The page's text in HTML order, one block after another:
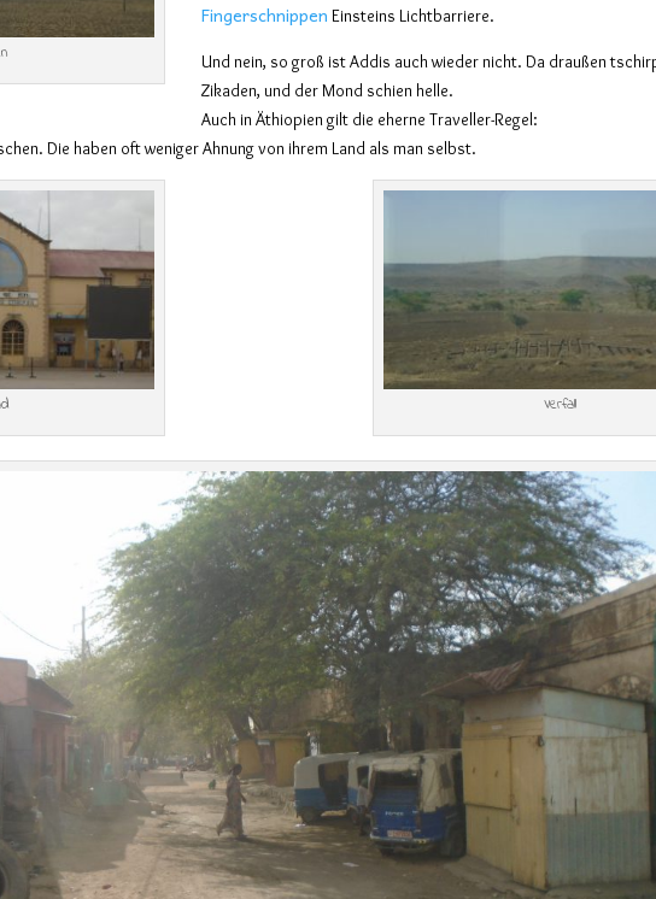
Fingerschnippen Einsteins Lichtbarriere.
Und nein, so groß ist Addis auch wieder nicht. Da draußen
Zikaden, und der Mond schien helle.
Auch in Äthiopien gilt die eherne Traveller-Regel:
Die haben oft weniger Ahnung von ihrem Land als man selbst.
Verfall